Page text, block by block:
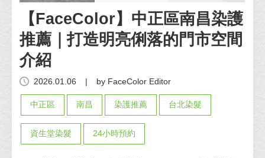
【FaceColor】中正區南昌染護
推薦｜打造明亮俐落的門市空間
介紹
2026.01.06 | by FaceColor Editor
中正區 南昌 染護推薦 台北染髮
資生堂染髮 24小時預約